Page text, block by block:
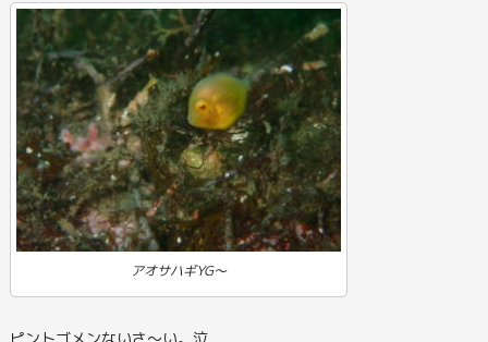
アオサハギYG～